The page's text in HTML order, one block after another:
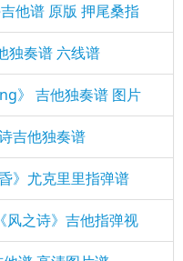
他谱 原版 押尾桑指
独奏谱 六线谱
》 吉他独奏谱 图片
吉他独奏谱
》尤克里里指弹谱
之诗》吉他指弹视